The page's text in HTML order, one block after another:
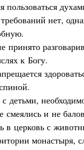
пользоваться
нет,
принято
к Богу.
детьми,
смеялись и не
в церковь с
монастыря,